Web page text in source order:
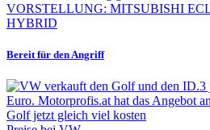
VORSTELLUNG: MITSUBISHI
HYBRID
Bereit für den Angriff